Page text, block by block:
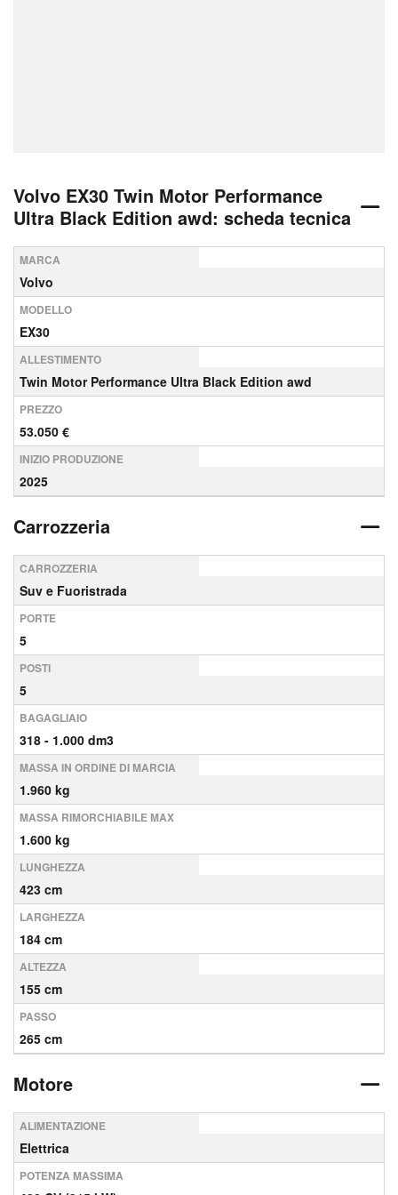
Volvo EX30 Twin Motor Performance
Ultra Black Edition awd: scheda tecnica
MARCA
Volvo
MODELLO
EX30
ALLESTIMENTO
Twin Motor Performance Ultra Black Edition awd
PREZZO
53.050 €
INIZIO PRODUZIONE
2025
Carrozzeria
CARROZZERIA
Suv e Fuoristrada
PORTE
5
POSTI
5
BAGAGLIAIO
318 - 1.000 dm3
MASSA IN ORDINE DI MARCIA
1.960 kg
MASSA RIMORCHIABILE MAX
1.600 kg
LUNGHEZZA
423 cm
LARGHEZZA
184 cm
ALTEZZA
155 cm
PASSO
265 cm
Motore
ALIMENTAZIONE
Elettrica
POTENZA MASSIMA